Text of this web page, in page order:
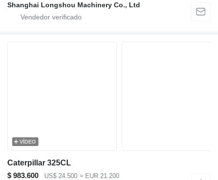
Shanghai Longshou Machinery Co., Ltd
VÍDEO
Caterpillar 325CL
$ 983.600
US$ 24.500 ≈ EUR 21.200